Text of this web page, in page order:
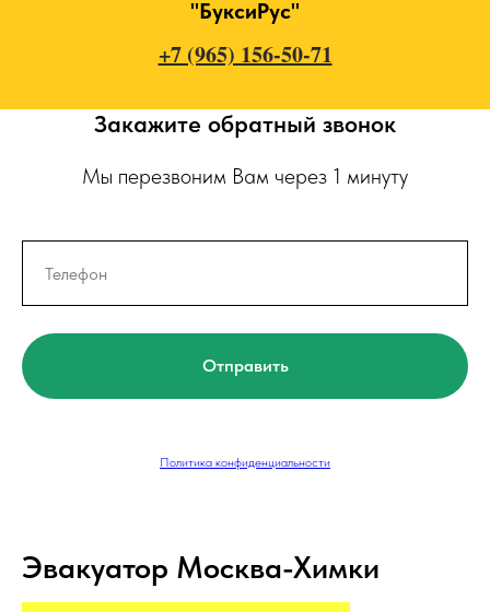
"БуксиРус"
+7 (965) 156-50-71
Закажите обратный звонок
Мы перезвоним Вам через 1 минуту
Отправить
Политика конфиденциальности
Эвакуатор Москва-Химки